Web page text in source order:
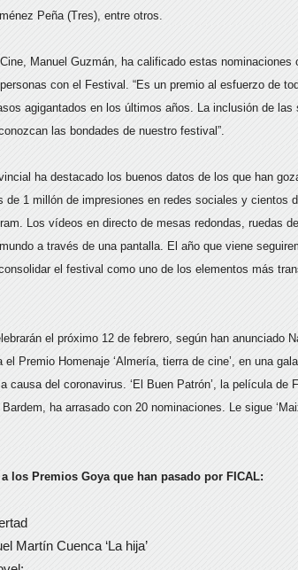
Peña (Tres), entre otros.
Manuel Guzmán, ha calificado estas
con el Festival. “Es un premio al esfuerzo de
agigantados en los últimos años. La inclusión de
las bondades de nuestro festival”.
ha destacado los buenos datos de los que han
de 1 millón de impresiones en redes sociales y cientos
Los vídeos en directo de mesas redondas, ruedas
a través de una pantalla. El año que viene
el festival como uno de los elementos más
el próximo 12 de febrero, según han anunciado
Premio Homenaje ‘Almería, tierra de cine’, en una
causa del coronavirus. ‘El Buen Patrón’, la película de
ha arrasado con 20 nominaciones. Le sigue
los Premios Goya que han pasado por FICAL:
Martín Cuenca ‘La hija’